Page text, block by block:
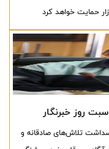
حمایت خواهد کرد
روز خبرنگار
تلاش‌های صادقانه و